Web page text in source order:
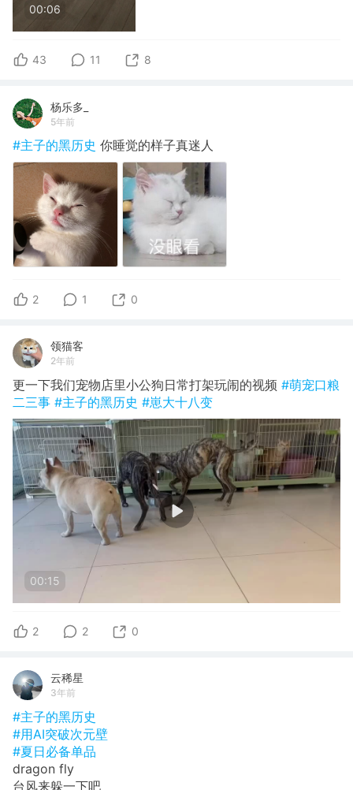
00:06
43 11 8
杨乐多_
5年前
#主子的黑历史 你睡觉的样子真迷人
2 1 0
领猫客
2年前
更一下我们宠物店里小公狗日常打架玩闹的视频 #萌宠口粮
二三事 #主子的黑历史 #崽大十八变
00:15
2 2 0
云稀星
3年前
#主子的黑历史
#用AI突破次元壁
#夏日必备单品
dragon fly
台风来躲一下吧